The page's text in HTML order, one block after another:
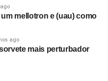
mellotron e (uau) como
ago
mais perturbador